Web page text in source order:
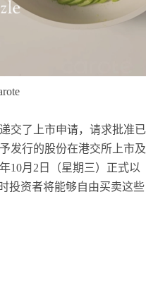
交了上市申请，请求批准已
发行的股份在港交所上市及
10月2日（星期三）正式以
投资者将能够自由买卖这些